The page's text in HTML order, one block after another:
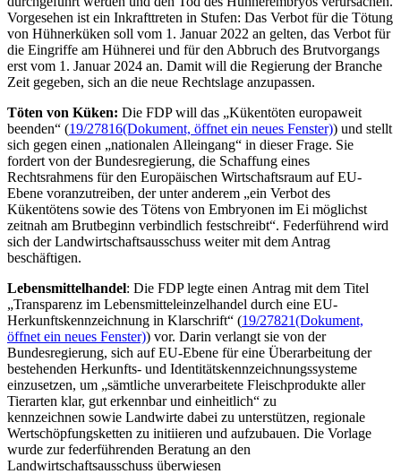
Vorgesehen ist ein Inkrafttreten in Stufen: Das Verbot für die Tötung
von Hühnerküken soll vom 1. Januar 2022 an gelten, das Verbot für
die Eingriffe am Hühnerei und für den Abbruch des Brutvorgangs
erst vom 1. Januar 2024 an. Damit will die Regierung derBranche
Zeit gegeben, sich an die neue Rechtslage anzupassen.
Töten von Küken: Die FDP will das „Kükentöten europaweit
beenden“ (19/27816(Dokument, öffnet ein neues Fenster)) und stellt
sich gegen einen „nationalen Alleingang“ in dieser Frage. Sie
fordert von der Bundesregierung, die Schaffung eines
Rechtsrahmens für den Europäischen Wirtschaftsraum auf EU-
Ebene voranzutreiben, der unter anderem „ein Verbot des
Kükentötens sowie des Tötens von Embryonen im Ei möglichst
zeitnah am Brutbeginn verbindlich festschreibt“. Federführend wird
sich der Landwirtschaftsausschuss weiter mit dem Antrag
beschäftigen.
Lebensmittelhandel: Die FDP legte einen Antrag mit dem Titel
„Transparenz im Lebensmitteleinzelhandel durch eine EU-
Herkunftskennzeichnung in Klarschrift“ (19/27821(Dokument,
öffnet ein neues Fenster)) vor. Darin verlangt sie von der
Bundesregierung, sich auf EU-Ebene für eine Überarbeitung der
bestehenden Herkunfts- und Identitätskennzeichnungssysteme
einzusetzen, um „sämtliche unverarbeitete Fleischprodukte aller
Tierarten klar, gut erkennbar und einheitlich“ zu
kennzeichnen sowie Landwirte dabei zu unterstützen, regionale
Wertschöpfungsketten zu initiieren und aufzubauen. Die Vorlage
wurde zur federführenden Beratung an den
Landwirtschaftsausschuss überwiesen